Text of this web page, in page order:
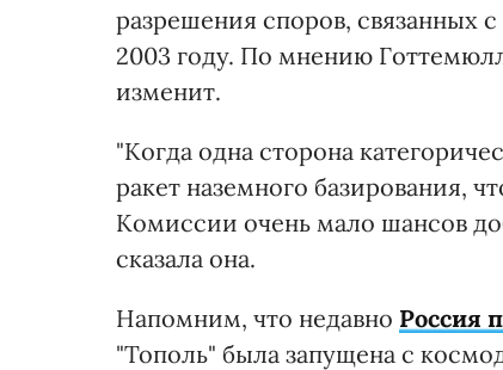
разрешения споров, связанных
2003 году. По мнению
изменит.
"Когда одна сторона
ракет наземного базирования,
Комиссии очень мало шансов
сказала она.
Напомним, что недавно Россия
"Тополь" была запущена с